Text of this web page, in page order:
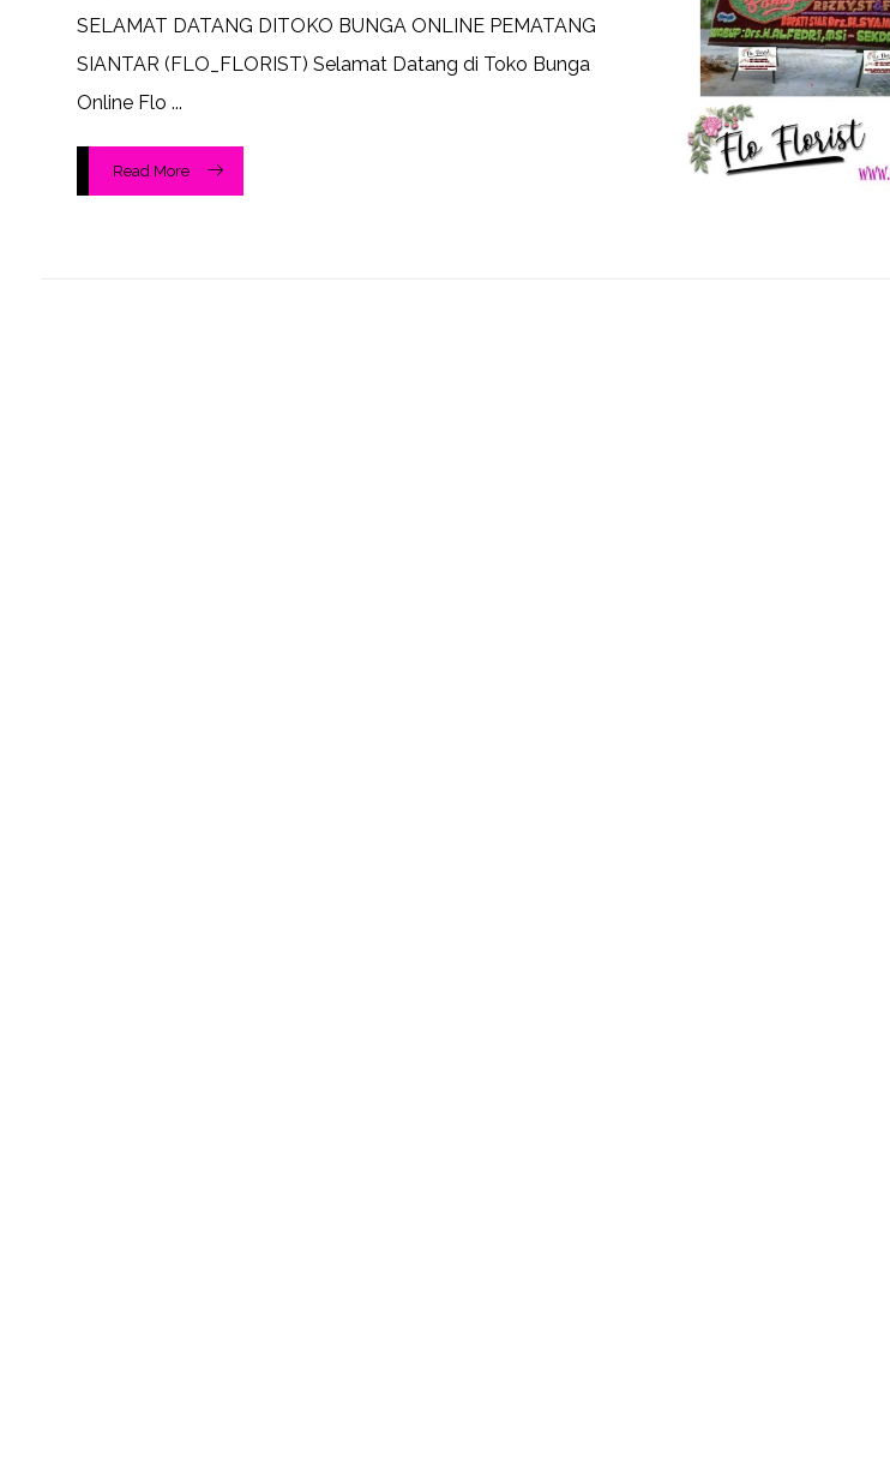
SELAMAT DATANG DITOKO BUNGA ONLINE PEMATANG
SIANTAR (FLO_FLORIST) Selamat Datang di Toko Bunga
Online Flo ...
Read More